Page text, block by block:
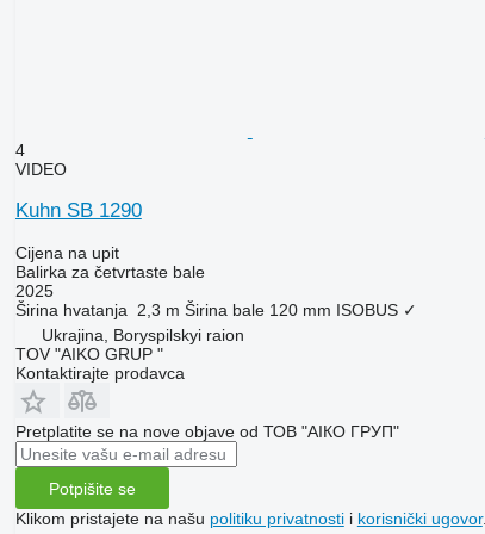
4
VIDEO
Kuhn SB 1290
Cijena na upit
Balirka za četvrtaste bale
2025
Širina hvatanja
2,3 m Širina bale 120 mm ISOBUS ✓
Ukrajina, Boryspilskyi raion
TOV "AIKO GRUP "
Kontaktirajte prodavca
Pretplatite se na nove objave od ТОВ "АІКО ГРУП"
Potpišite se
Klikom pristajete na našu politiku privatnostii korisnički ugovor.